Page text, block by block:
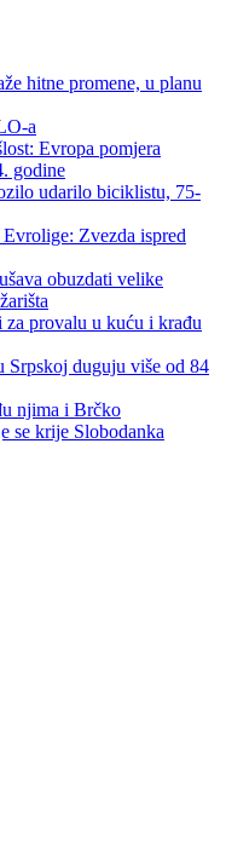
hitne promene, u planu
a
Evropa pomjera
godine
udarilo biciklistu, 75-
Zvezda ispred
obuzdati velike
za provalu u kuću i krađu
Srpskoj duguju više od 84
njima i Brčko
se krije Slobodanka